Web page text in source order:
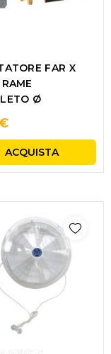
FAR X
Ø
ACQUISTA